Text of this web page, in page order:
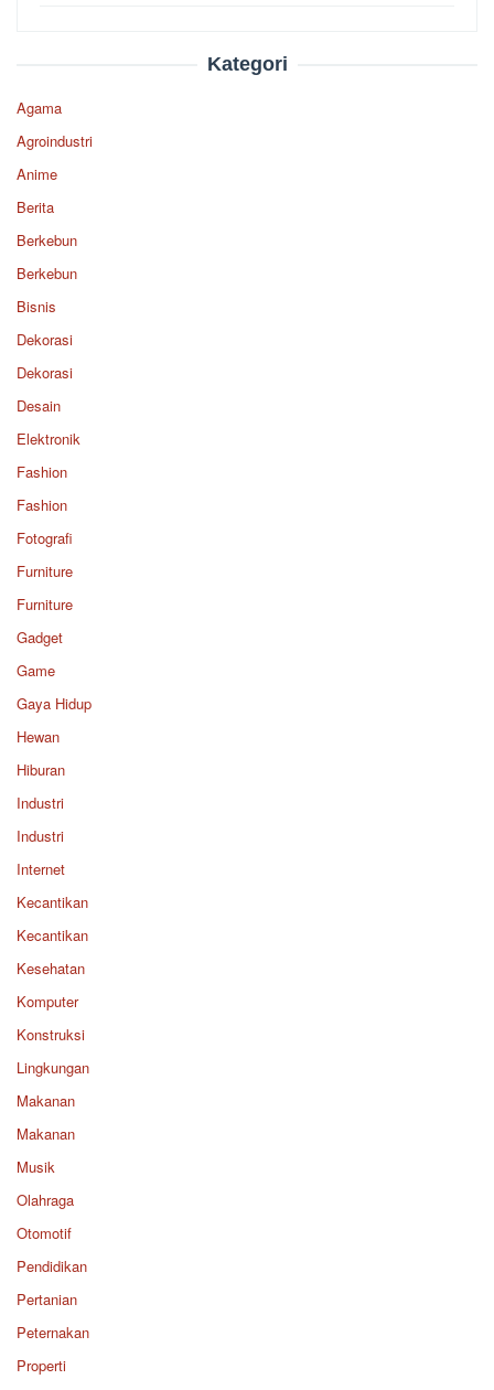
Kategori
Agama
Agroindustri
Anime
Berita
Berkebun
Berkebun
Bisnis
Dekorasi
Dekorasi
Desain
Elektronik
Fashion
Fashion
Fotografi
Furniture
Furniture
Gadget
Game
Gaya Hidup
Hewan
Hiburan
Industri
Industri
Internet
Kecantikan
Kecantikan
Kesehatan
Komputer
Konstruksi
Lingkungan
Makanan
Makanan
Musik
Olahraga
Otomotif
Pendidikan
Pertanian
Peternakan
Properti